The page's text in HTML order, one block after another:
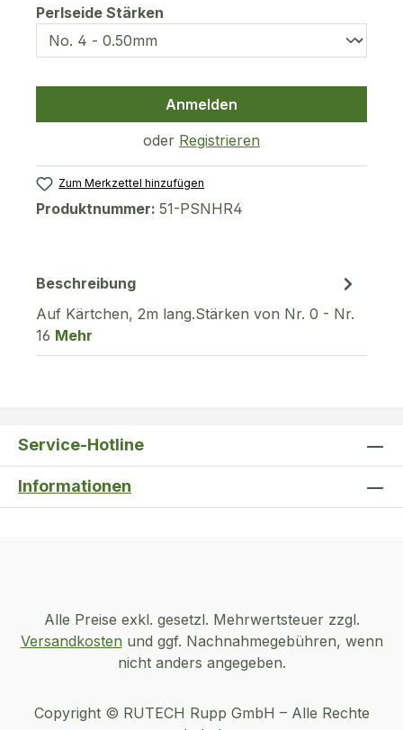
Perlseide Stärken
Anmelden
oder Registrieren
Zum Merkzettel hinzufügen
Produktnummer: 51-PSNHR4
Beschreibung
Auf Kärtchen, 2m lang.Stärken von Nr. 0 - Nr.
16 Mehr
Service-Hotline
Informationen
Alle Preise exkl. gesetzl. Mehrwertsteuer zzgl.
Versandkosten und ggf. Nachnahmegebühren, wenn
nicht anders angegeben.
Copyright © RUTECH Rupp GmbH – Alle Rechte